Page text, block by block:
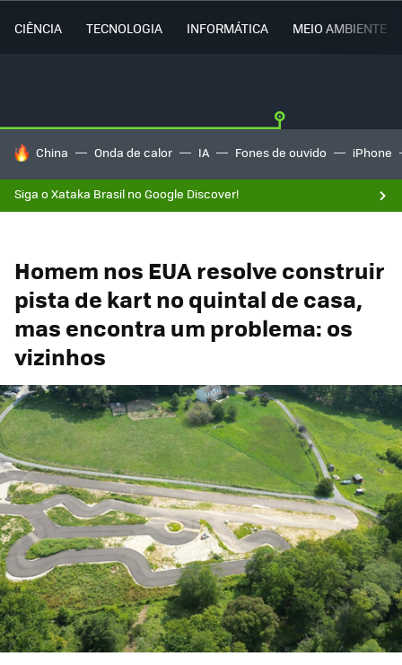
CIÊNCIA TECNOLOGIA INFORMÁTICA MEIO AMBIENTE
TENDÊNCIAS DO DIA
China Onda de calor IA Fones de ouvido iPhone
Siga o Xataka Brasil no Google Discover!
Homem nos EUA resolve construir
pista de kart no quintal de casa,
mas encontra um problema: os
vizinhos